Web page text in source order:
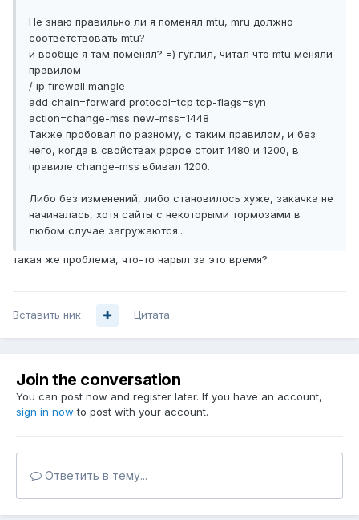
Не знаю правильно ли я поменял mtu, mru должно
соответствовать mtu?
и вообще я там поменял? =) гуглил, читал что mtu меняли
правилом
/ ip firewall mangle
add chain=forward protocol=tcp tcp-flags=syn
action=change-mss new-mss=1448
Также пробовал по разному, с таким правилом, и без
него, когда в свойствах pppoe стоит 1480 и 1200, в
правиле change-mss вбивал 1200.
Либо без изменений, либо становилось хуже, закачка не
начиналась, хотя сайты с некоторыми тормозами в
любом случае загружаются...
такая же проблема, что-то нарыл за это время?
Вставить ник Цитата
Join the conversation
You can post now and register later. If you have an account,
sign in now to post with your account.
Ответить в тему...